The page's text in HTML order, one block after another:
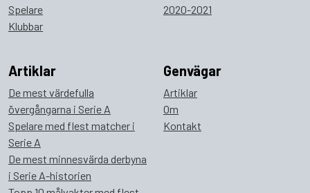
Spelare
Klubbar
2020-2021
Artiklar
De mest värdefulla
övergångarna i Serie A
Spelare med flest matcher i
Serie A
De mest minnesvärda derbyna
i Serie A-historien
Genvägar
Artiklar
Om
Kontakt